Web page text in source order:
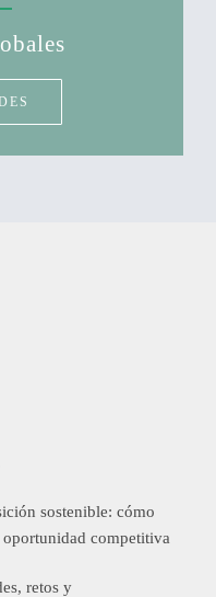
sostenible: cómo
competitiva
retos y